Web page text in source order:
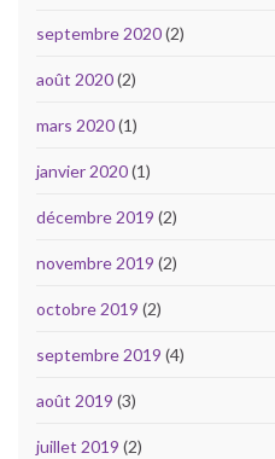
septembre 2020(2)
août 2020(2)
mars 2020(1)
janvier 2020(1)
décembre 2019 (2)
novembre 2019 (2)
octobre 2019 (2)
septembre 2019 (4)
août 2019 (3)
juillet 2019 (2)